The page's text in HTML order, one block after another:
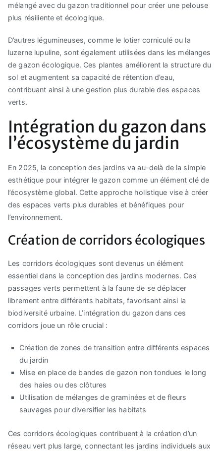
mélangé avec du gazon traditionnel pour créer une pelouse
plus résiliente et écologique.
D’autres légumineuses, comme le lotier corniculé ou la
luzerne lupuline, sont également utilisées dans les mélanges
de gazon écologique. Ces plantes améliorent la structure du
sol et augmentent sa capacité de rétention d’eau,
contribuant ainsi à une gestion plus durable des espaces
verts.
Intégration du gazon dans
l’écosystème du jardin
En 2025, la conception des jardins va au-delà de la simple
esthétique pour intégrer le gazon comme un élément clé de
l’écosystème global. Cette approche holistique vise à créer
des espaces verts plus durables et bénéfiques pour
l’environnement.
Création de corridors écologiques
Les corridors écologiques sont devenus un élément
essentiel dans la conception des jardins modernes. Ces
passages verts permettent à la faune de se déplacer
librement entre différents habitats, favorisant ainsi la
biodiversité urbaine. L’intégration du gazon dans ces
corridors joue un rôle crucial :
Création de zones de transition entre différents espaces
du jardin
Mise en place de bandes de gazon non tondues le long
des haies ou des clôtures
Utilisation de mélanges de graminées et de fleurs
sauvages pour diversifier les habitats
Ces corridors écologiques contribuent à la création d’un
réseau vert plus large, connectant les jardins individuels aux